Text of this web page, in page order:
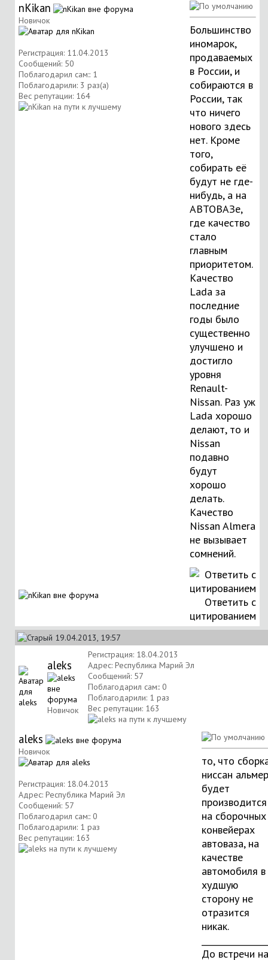
nKikan
Новичок
Регистрация: 11.04.2013
Сообщений: 50
Поблагодарил сам:: 1
Поблагодарили: 3 раз(а)
Вес репутации: 164
Большинство
иномарок,
продаваемых
в России, и
собираются в
России, так
что ничего
нового здесь
нет. Кроме
того,
собирать её
будут не где-
нибудь, а на
АВТОВАЗе,
где качество
стало
главным
приоритетом.
Качество
Lada за
последние
годы было
существенно
улучшено и
достигло
уровня
Renault-
Nissan. Раз уж
Lada хорошо
делают, то и
Nissan
подавно
будут
хорошо
делать.
Качество
Nissan Almera
не вызывает
сомнений.
Ответить с
цитированием
19.04.2013, 19:57
aleks
Новичок
Регистрация: 18.04.2013
Адрес: Республика Марий Эл
Сообщений: 57
Поблагодарил сам:: 0
Поблагодарили: 1 раз
Вес репутации: 163
aleks
Новичок
Регистрация: 18.04.2013
Адрес: Республика Марий Эл
Сообщений: 57
Поблагодарил сам:: 0
Поблагодарили: 1 раз
Вес репутации: 163
то, что
ниссан
будет
производится
на сборочных
конвейерах
автоваза, на
качестве
автомобиля в
худшую
сторону не
отразится
никак.
До встречи на